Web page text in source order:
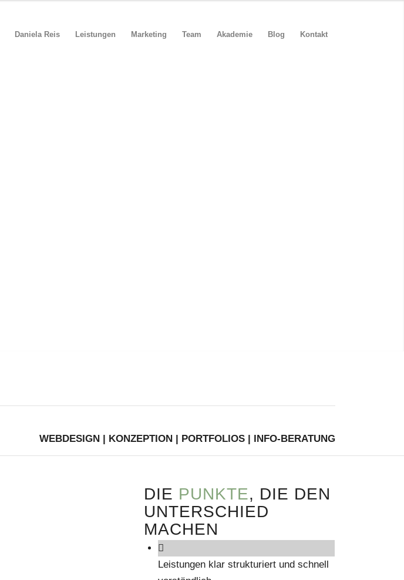
Daniela Reis Leistungen Marketing Team Akademie Blog Kontakt
WEBDESIGN | KONZEPTION | PORTFOLIOS | INFO-BERATUNG
DIE PUNKTE, DIE DEN
UNTERSCHIED
MACHEN
Leistungen klar strukturiert und schnell